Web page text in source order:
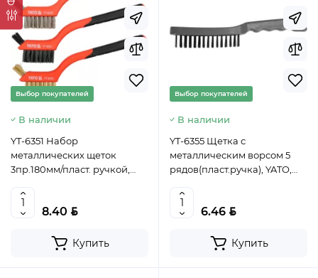
Выбор покупателей
В наличии
YT-6351 Набор
металлических щеток
3пр.180мм/пласт. ручкой,
8.40 BYN
Купить
Выбор покупателей
В наличии
YT-6355 Щетка с
металлическим ворсом 5
рядов(пласт.ручка), YATO,
6.46 BYN
Купить